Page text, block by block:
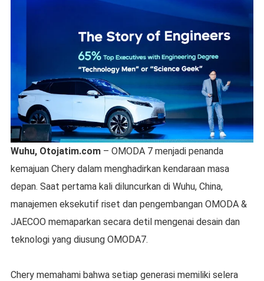
Wuhu, Otojatim.com– OMODA 7 menjadi penanda
kemajuan Chery dalam menghadirkan kendaraan masa
depan. Saat pertama kali diluncurkan di Wuhu, China,
manajemen eksekutif riset dan pengembangan OMODA &
JAECOO memaparkan secara detil mengenai desain dan
teknologi yang diusung OMODA7.
Chery memahami bahwa setiap generasi memiliki selera